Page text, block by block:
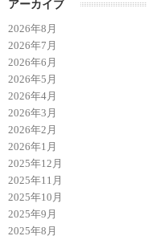
アーカイブ
2026年8月
2026年7月
2026年6月
2026年5月
2026年4月
2026年3月
2026年2月
2026年1月
2025年12月
2025年11月
2025年10月
2025年9月
2025年8月